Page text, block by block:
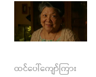
ထင်ပေါ်ကျော်ကြား